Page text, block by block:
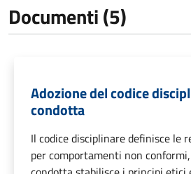
Documenti (5)
Adozione del codice
condotta
Il codice disciplinare definisce le
per comportamenti non